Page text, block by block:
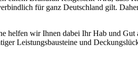
für ganz Deutschland gilt.
helfen wir Ihnen dabei Ihr Hab und Gut
Leistungsbausteine und